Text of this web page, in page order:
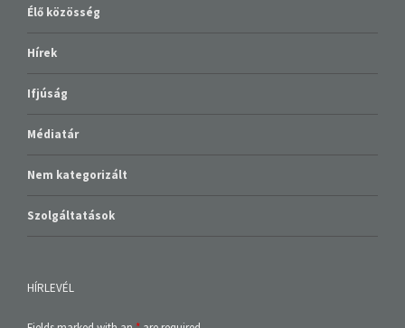
Élő közösség
Hírek
Ifjúság
Médiatár
Nem kategorizált
Szolgáltatások
HÍRLEVÉL